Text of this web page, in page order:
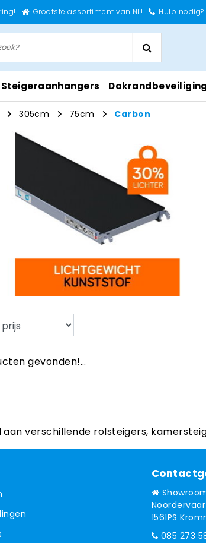
Grootste assortiment van NL! Hulp
Steigeraanhangers Dakrandbeveiliging
305cm 75cm Carbon
gevonden!...
verschillende rolsteigers,
1561PS
085 273